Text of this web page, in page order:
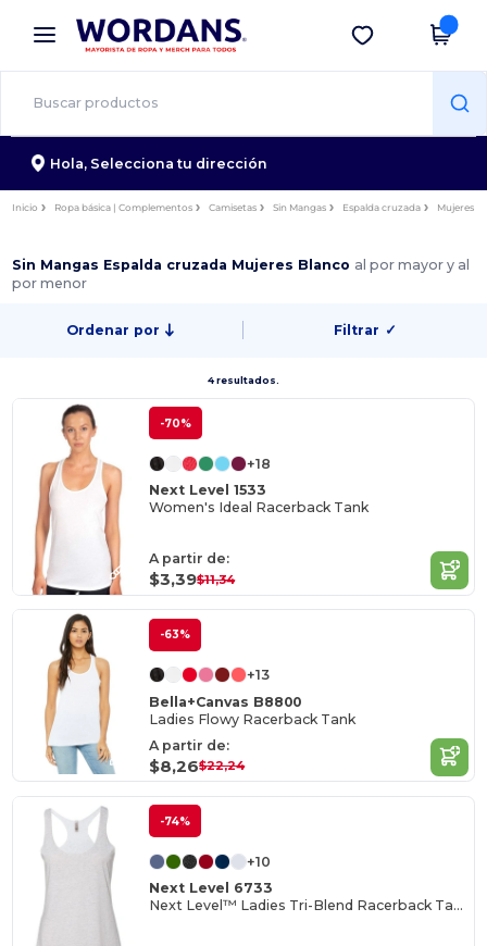
× App de Wordans
¡Mejores precios en app!
Descargar app
Hola, Selecciona tu dirección
Inicio Ropa básica | Complementos Camisetas Sin Mangas Espalda cruzada Mujeres
Sin Mangas Espalda cruzada Mujeres Blanco al por mayor y al
por menor
Ordenar por Filtrar ✓
4 resultados.
-70%
+18
Next Level 1533
Women's Ideal Racerback Tank
A partir de:
$3,39$11,34
-63%
+13
Bella+Canvas B8800
Ladies Flowy Racerback Tank
A partir de:
$8,26$22,24
-74%
+10
Next Level 6733
Next Level™ Ladies Tri-Blend Racerback Tank